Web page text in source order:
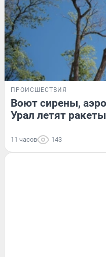
ПРОИСШЕСТВИЯ
Воют сирены,
Урал летят ракеты
11 часов 143